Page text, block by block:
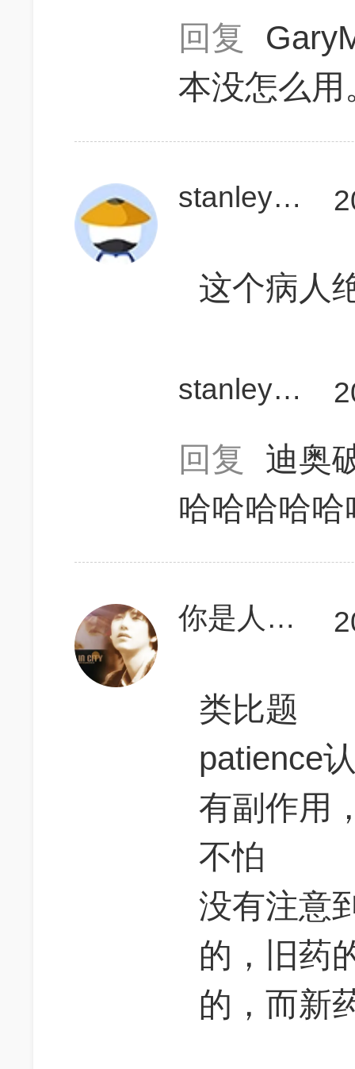
回复
本没怎么用
stanley_fried
这个病人
stanley_fried
回复
迪奥
哈哈哈哈哈
你是人间四月天
类比题
patience
有副作用
不怕
没有注意
的，旧药
的，而新